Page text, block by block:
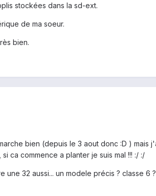
stockées dans la sd-ext.
de ma soeur.
bien.
bien (depuis le 3 aout donc :D ) mais
ca commence a planter je suis mal !!! :/ :/
32 aussi... un modele précis ? classe 6 ?